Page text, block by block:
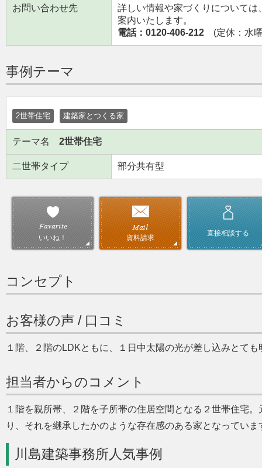
お問い合わせ先
詳しい情報や家づくりについて
案内いたします。
電話：0120-406-212 (定休：水
事例テーマ
2世帯住宅 建築家とつくる家
テーマ名 2世帯住宅
二世帯タイプ 部分共有型
いいね！ 資料請求
直接相談する
コンセプト
お客様の声 / 口コミ
１階、２階のLDKともに、１日中太陽の光が差し込みとて
担当者からのコメント
１階を親所帯、２階を子所帯の住居空間となる２世帯住宅
り、それを継承したかのような存在感のある家となっていま
川島建築事務所人気事例